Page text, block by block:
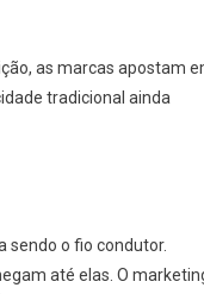
as marcas apostam
tradicional ainda
sendo o fio condutor.
até elas. O